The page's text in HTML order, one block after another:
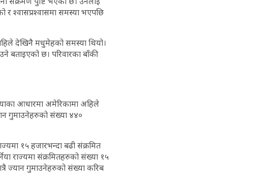
श्वासप्रश्वासमा समस्या भएपछि
देखिनै मधुमेहको समस्या थियो।
बताइएको छ। परिवारका बाँकी
आधारमा अमेरिकामा अहिले
गुमाउनेहरुको संख्या ४४०
१५ हजारभन्दा बढी संक्रमित
राज्यमा संक्रमितहरुको संख्या १५
ज्यान गुमाउनेहरुको संख्या करिब